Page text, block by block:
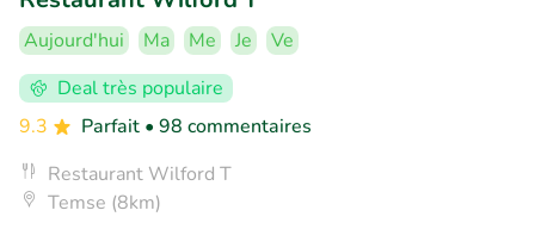
Aujourd'hui Ma Me Je
Ve
Deal très populaire
9.3
Parfait • 98 commentaires
Restaurant Wilford T
Temse (8km)